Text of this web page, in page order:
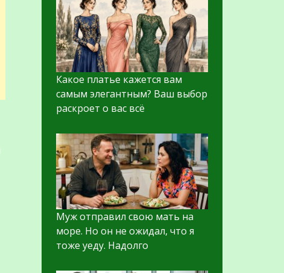
Какое платье кажется вам
самым элегантным? Ваш выбор
раскроет о вас всё
Муж отправил свою мать на
море. Но он не ожидал, что я
тоже уеду. Надолго